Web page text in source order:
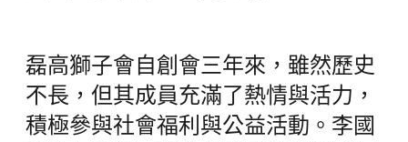
磊高獅子會自創會三年來，雖然歷史
不長，但其成員充滿了熱情與活力，
積極參與社會福利與公益活動。李國